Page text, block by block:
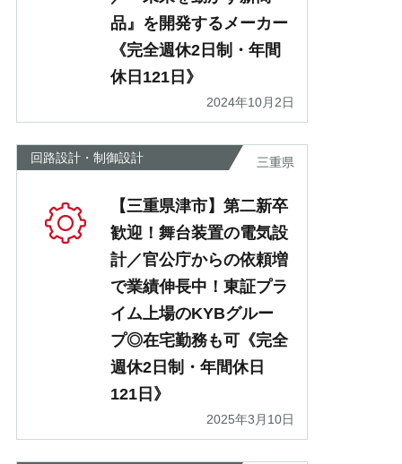
品』を開発するメーカー
《完全週休2日制・年間
休日121日》
2024年10月2日
回路設計・制御設計 三重県
【三重県津市】第二新卒
歓迎！舞台装置の電気設
計／官公庁からの依頼増
で業績伸長中！東証プラ
イム上場のKYBグルー
プ◎在宅勤務も可《完全
週休2日制・年間休日
121日》
2025年3月10日